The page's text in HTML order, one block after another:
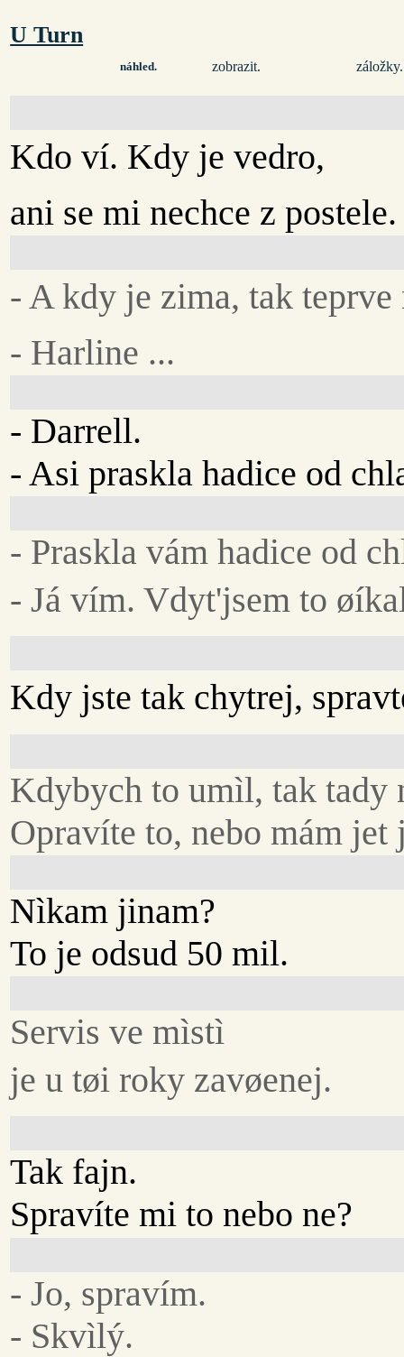
U Turn
náhled. zobrazit. záložky.
Kdo ví. Kdy je vedro,
ani se mi nechce z postele.
- A kdy je zima, tak teprve
- Harline ...
- Darrell.
- Asi praskla hadice od
- Praskla vám hadice od
- Já vím. Vdyt'jsem to
Kdy jste tak chytrej,
Kdybych to umìl, tak tady
Opravíte to, nebo mám jet
Nìkam jinam?
To je odsud 50 mil.
Servis ve mìstì
je u tøi roky zavøenej.
Tak fajn.
Spravíte mi to nebo ne?
- Jo, spravím.
- Skvìlý.